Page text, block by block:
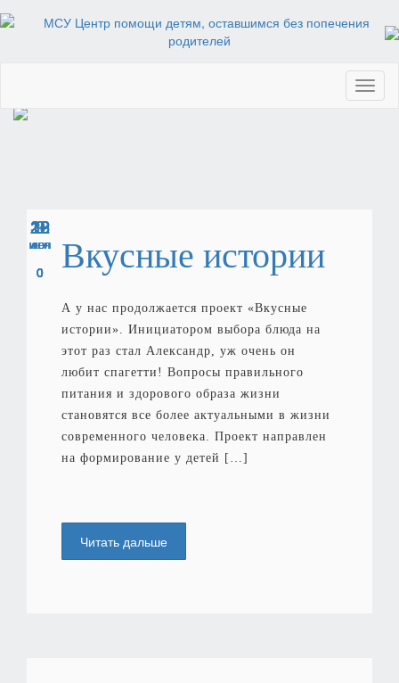
28
СЕН
0 Вкусные истории
А у нас продолжается проект «Вкусные
истории». Инициатором выбора блюда на
этот раз стал Александр, уж очень он
любит спагетти! Вопросы правильного
питания и здорового образа жизни
становятся все более актуальными в жизни
современного человека. Проект направлен
на формирование у детей […]
Читать дальше
3
АВГ
0
30
ИЮЛ
0
22
ИЮЛ
0
22
ИЮЛ
0
22
ИЮЛ
0
12
ИЮЛ
0
18
ИЮН
0
18
ИЮН
0
9
ИЮН
0